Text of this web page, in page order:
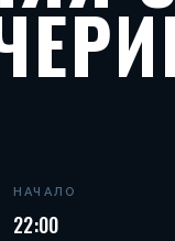
НАЧАЛО
22:00